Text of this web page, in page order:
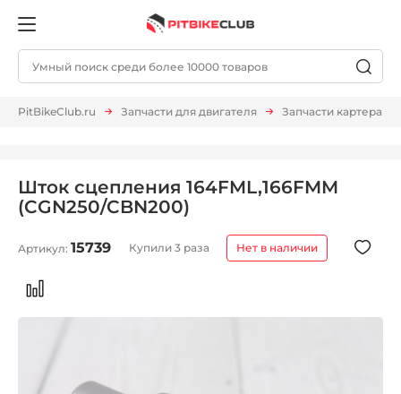
PitBikeClub.ru Запчасти для двигателя Запчасти картера
Шток сцепления 164FML,166FMM
(CGN250/CBN200)
Артикул: 15739 Купили 3 раза Нет в наличии